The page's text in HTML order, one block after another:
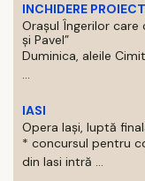
INCHIDERE
Orașul Îngerilor care
și Pavel”
Duminica, aleile
...
IASI
Opera Iași, luptă
* concursul pentru
din Iasi intră ...